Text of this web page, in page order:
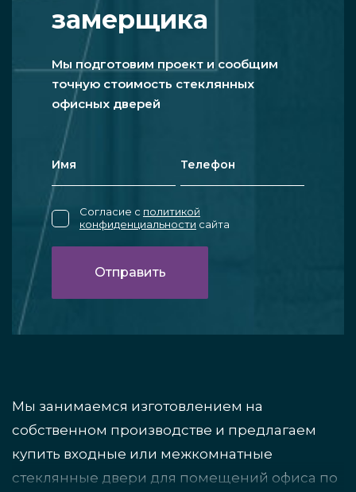
замерщика
Мы подготовим проект и сообщим
точную стоимость стеклянных
офисных дверей
Согласие с политикой
конфиденциальности сайта
Мы занимаемся изготовлением на
собственном производстве и предлагаем
купить входные или межкомнатные
стеклянные двери для помещений офиса по